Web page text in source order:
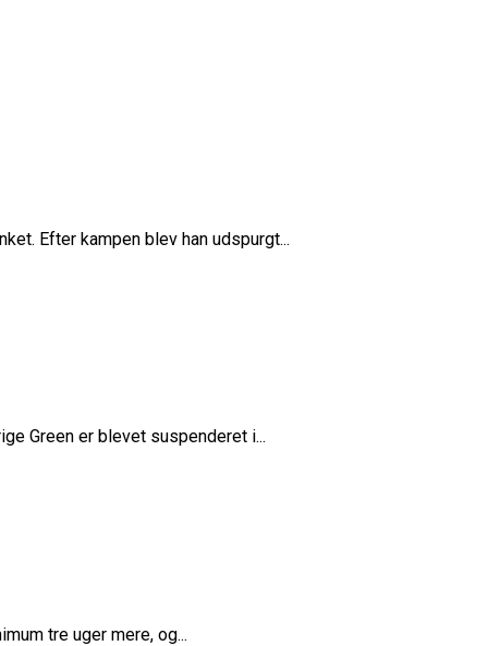
Efter kampen blev han udspurgt...
Green er blevet suspenderet i...
tre uger mere, og...